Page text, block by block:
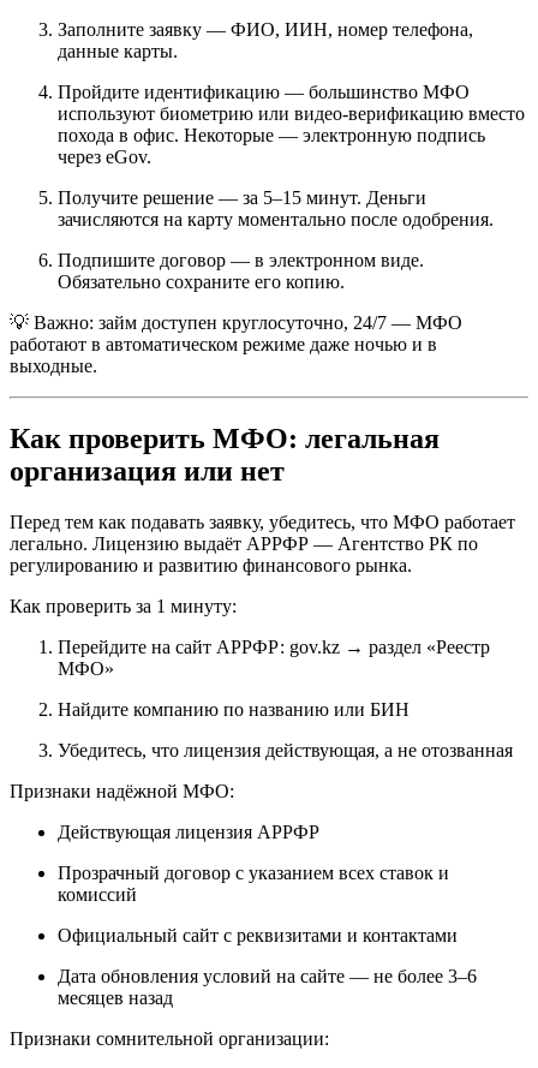
Заполните заявку — ФИО, ИИН, номер телефона,
данные карты.
Пройдите идентификацию — большинство МФО
используют биометрию или видео-верификацию вместо
похода в офис. Некоторые — электронную подпись
через eGov.
Получите решение — за 5–15 минут. Деньги
зачисляются на карту моментально после одобрения.
Подпишите договор — в электронном виде.
Обязательно сохраните его копию.
💡 Важно: займ доступен круглосуточно, 24/7 — МФО
работают в автоматическом режиме даже ночью и в
выходные.​
Как проверить МФО: легальная
организация или нет
Перед тем как подавать заявку, убедитесь, что МФО работает
легально. Лицензию выдаёт АРРФР — Агентство РК по
регулированию и развитию финансового рынка.​
Как проверить за 1 минуту:
Перейдите на сайт АРРФР: gov.kz → раздел «Реестр
МФО»
Найдите компанию по названию или БИН​
Убедитесь, что лицензия действующая, а не отозванная
Признаки надёжной МФО:
Действующая лицензия АРРФР
Прозрачный договор с указанием всех ставок и
комиссий
Официальный сайт с реквизитами и контактами
Дата обновления условий на сайте — не более 3–6
месяцев назад
Признаки сомнительной организации: